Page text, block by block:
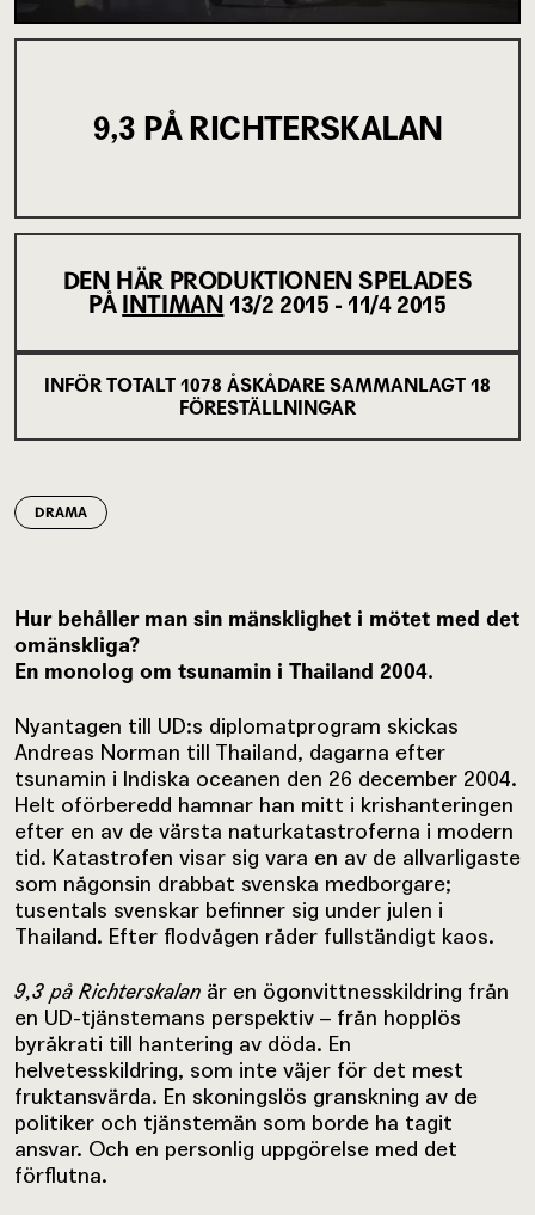
9,3 PÅ RICHTERSKALAN
DEN HÄR PRODUKTIONEN SPELADES
PÅ INTIMAN 13/2 2015 - 11/4 2015
INFÖR TOTALT 1078 ÅSKÅDARE SAMMANLAGT 18
FÖRESTÄLLNINGAR
DRAMA
Hur behåller man sin mänsklighet i mötet med det
omänskliga?
En monolog om tsunamin i Thailand 2004.
Nyantagen till UD:s diplomatprogram skickas
Andreas Norman till Thailand, dagarna efter
tsunamin i Indiska oceanen den 26 december 2004.
Helt oförberedd hamnar han mitt i krishanteringen
efter en av de värsta naturkatastroferna i modern
tid. Katastrofen visar sig vara en av de allvarligaste
som någonsin drabbat svenska medborgare;
tusentals svenskar befinner sig under julen i
Thailand. Efter flodvågen råder fullständigt kaos.
9,3 på Richterskalan är en ögonvittnesskildring från
en UD-tjänstemans perspektiv – från hopplös
byråkrati till hantering av döda. En
helvetesskildring, som inte väjer för det mest
fruktansvärda. En skoningslös granskning av de
politiker och tjänstemän som borde ha tagit
ansvar. Och en personlig uppgörelse med det
förflutna.